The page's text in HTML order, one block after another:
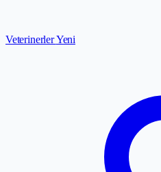
VeterinerlerYeni